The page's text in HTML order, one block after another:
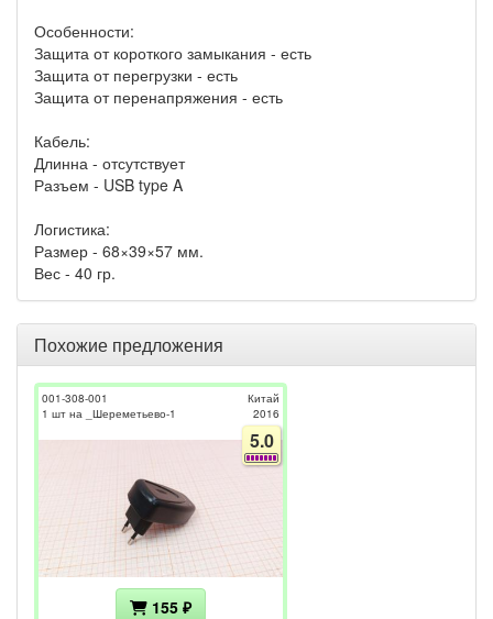
Особенности:
Защита от короткого замыкания - есть
Защита от перегрузки - есть
Защита от перенапряжения - есть
Кабель:
Длинна - отсутствует
Разъем - USB type A
Логистика:
Размер - 68×39×57 мм.
Вес - 40 гр.
Похожие предложения
001-308-001
1 шт на _Шереметьево-1
Китай
2016
5.0
155 ₽